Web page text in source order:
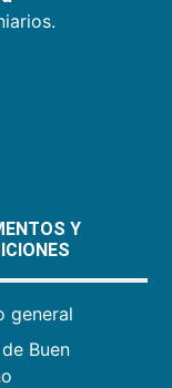
Y
general
Buen